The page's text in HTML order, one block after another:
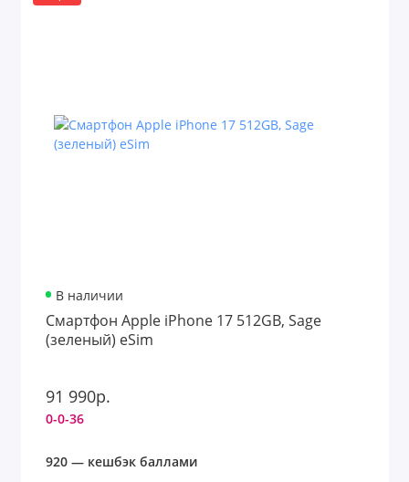
В наличии
Смартфон Apple iPhone 17 512GB, Sage
(зеленый) eSim
91 990р.
0-0-36
920 — кешбэк баллами